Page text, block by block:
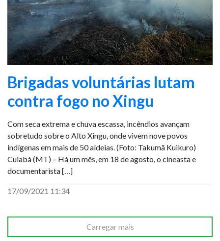
Brigadas voluntárias lutam
contra fogo no Xingu
Com seca extrema e chuva escassa, incêndios avançam
sobretudo sobre o Alto Xingu, onde vivem nove povos
indígenas em mais de 50 aldeias. (Foto: Takumã Kuikuro)
Cuiabá (MT) – Há um mês, em 18 de agosto, o cineasta e
documentarista […]
17/09/2021 11:34
Carregar mais